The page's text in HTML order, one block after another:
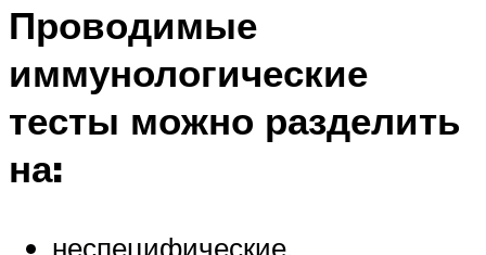
Проводимые
иммунологические
тесты можно разделить
на:
неспецифические,